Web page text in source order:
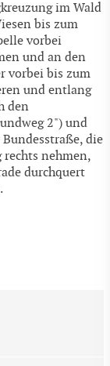
im Wald
bis zum
vorbei
und an den
vorbei bis zum
und entlang
den
2") und
die
rechts nehmen,
durchquert